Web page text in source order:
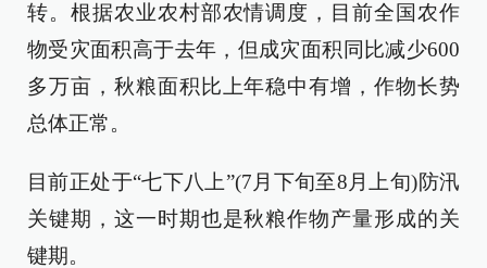
转。根据农业农村部农情调度，目前全国农作
物受灾面积高于去年，但成灾面积同比减少600
多万亩，秋粮面积比上年稳中有增，作物长势
总体正常。
目前正处于“七下八上”(7月下旬至8月上旬)防汛
关键期，这一时期也是秋粮作物产量形成的关
键期。